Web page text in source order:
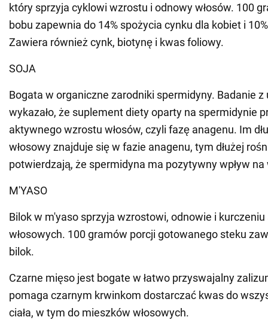
który sprzyja cyklowi wzrostu i odnowy włosów. 100
bobu zapewnia do 14% spożycia cynku dla kobiet i
Zawiera również cynk, biotynę i kwas foliowy.
SOJA
Bogata w organiczne zarodniki spermidyny. Badanie z
wykazało, że suplement diety oparty na spermidynie
aktywnego wzrostu włosów, czyli fazę anagenu. Im
włosowy znajduje się w fazie anagenu, tym dłużej
potwierdzają, że spermidyna ma pozytywny wpływ na
M'YASO
Bilok w m'yaso sprzyja wzrostowi, odnowie i
włosowych. 100 gramów porcji gotowanego steku
bilok.
Czarne mięso jest bogate w łatwo przyswajalny
pomaga czarnym krwinkom dostarczać kwas do
ciała, w tym do mieszków włosowych.